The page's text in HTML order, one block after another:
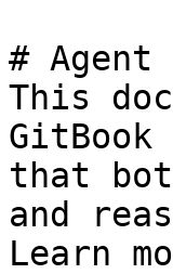
#
This
that
and
Learn